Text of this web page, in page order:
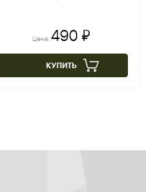
Цена: 490 ₽
КУПИТЬ